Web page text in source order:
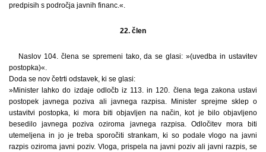
predpisih s področja javnih financ.«.
22. člen
Naslov 104. člena se spremeni tako, da se glasi: »(uvedba in ustavitev
postopka)«.
Doda se nov četrti odstavek, ki se glasi:
»Minister lahko do izdaje odločb iz 113. in 120. člena tega zakona ustavi
postopek javnega poziva ali javnega razpisa. Minister sprejme sklep o
ustavitvi postopka, ki mora biti objavljen na način, kot je bilo objavljeno
besedilo javnega poziva oziroma javnega razpisa. Odločitev mora biti
utemeljena in jo je treba sporočiti strankam, ki so podale vlogo na javni
razpis oziroma javni poziv. Vloga, prispela na javni poziv ali javni razpis, se